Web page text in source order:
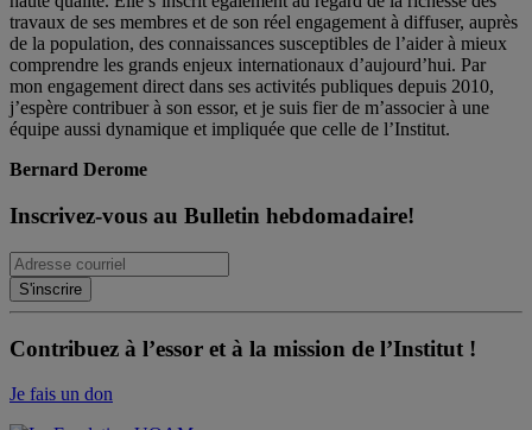
travaux de ses membres et de son réel engagement à diffuser, auprès
de la population, des connaissances susceptibles de l’aider à mieux
comprendre les grands enjeux internationaux d’aujourd’hui. Par
mon engagement direct dans ses activités publiques depuis 2010,
j’espère contribuer à son essor, et je suis fier de m’associer à une
équipe aussi dynamique et impliquée que celle de l’Institut.
Bernard Derome
Inscrivez-vous au Bulletin hebdomadaire!
Contribuez à l’essor et à la mission de l’Institut !
Je fais un don